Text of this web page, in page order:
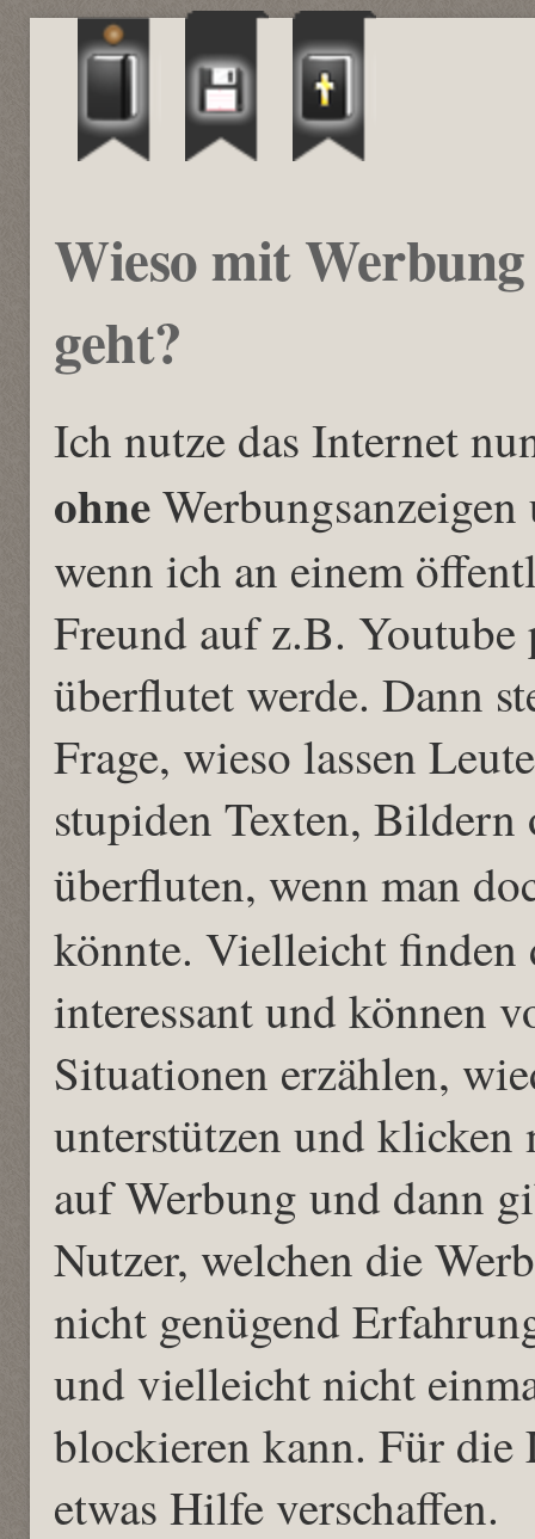
Wieso mit
geht?
Ich nutze das Internet
ohne
wenn ich an einem
Freund auf z.B.
überflutet werde. Dann
Frage, wieso lassen
stupiden Texten,
überfluten, wenn man
könnte. Vielleicht finden
interessant und können
Situationen erzählen,
unterstützen und
auf Werbung und dann
Nutzer, welchen die
nicht genügend
und vielleicht nicht
blockieren kann. Für die
etwas Hilfe verschaffen.